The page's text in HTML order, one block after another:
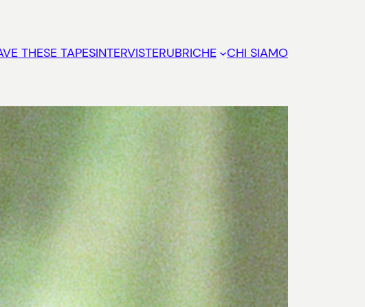
THESE TAPESINTERVISTERUBRICHE CHI SIAMO